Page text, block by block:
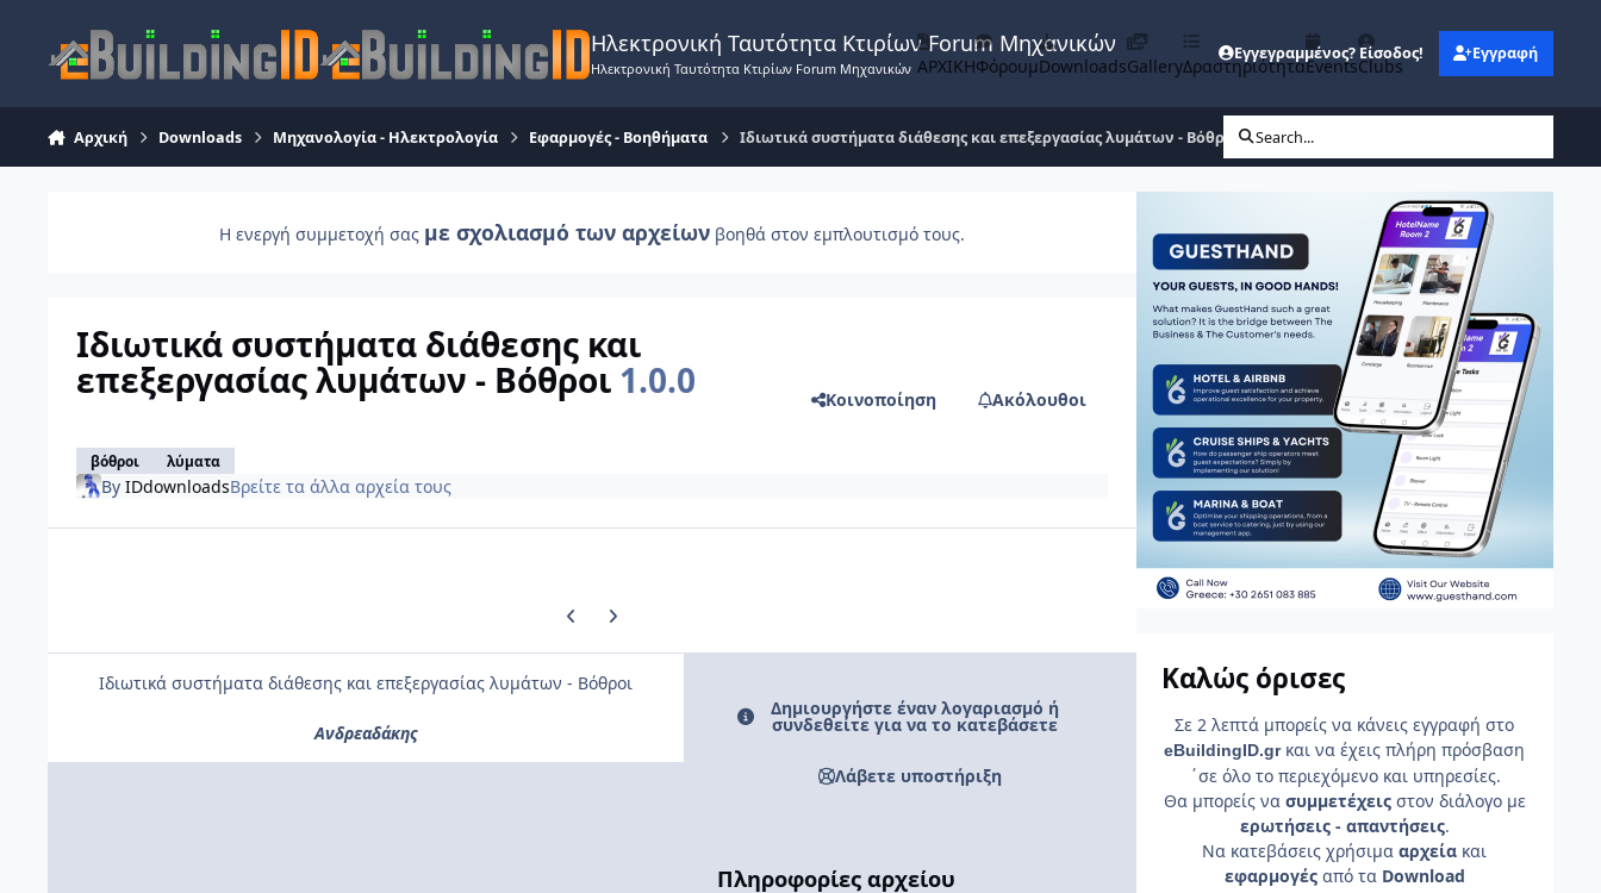
Ηλεκτρονική Ταυτότητα Κτιρίων Forum Μηχανικών
Ηλεκτρονική Ταυτότητα Κτιρίων Forum Μηχανικών ΑΡΧΙΚΗΦόρουμDownloadsGalleryΔραστηριότηταEventsClubs
Εγγεγραμμένος? Είσοδος! Εγγραφή
Αρχική Downloads Μηχανολογία - Ηλεκτρολογία Εφαρμογές - Βοηθήματα Ιδιωτικά συστήματα διάθεσης και επεξεργασίας λυμάτων - Βόθροι Search...
Η ενεργή συμμετοχή σας με σχολιασμό των αρχείωνβοηθά στον εμπλουτισμό τους.
Ιδιωτικά συστήματα διάθεσης και
επεξεργασίας λυμάτων - Βόθροι 1.0.0
βόθροι λύματα
Κοινοποίηση Ακόλουθοι
By IDdownloadsΒρείτε τα άλλα αρχεία τους
Previous carousel slide
Next carousel slide
Ιδιωτικά συστήματα διάθεσης και επεξεργασίας λυμάτων - Βόθροι
Ανδρεαδάκης
Δημιουργήστε έναν λογαριασμό ή
συνδεθείτε για να το κατεβάσετε
Λάβετε υποστήριξη
Πληροφορίες αρχείου
Καλώς όρισες
Σε 2 λεπτά μπορείς να κάνεις εγγραφή στο
eBuildingID.gr και να έχεις πλήρη πρόσβαση
΄σε όλο το περιεχόμενο και υπηρεσίες.
Θα μπορείς να συμμετέχειςστον διάλογο με
ερωτήσεις - απαντήσεις.
Να κατεβάσεις χρήσιμααρχεία και
εφαρμογέςαπό τα Download